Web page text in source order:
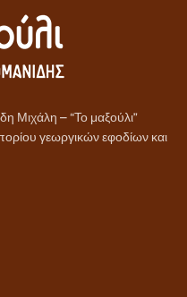
Μιχάλη – “Το μαξούλι”
γεωργικών εφοδίων και